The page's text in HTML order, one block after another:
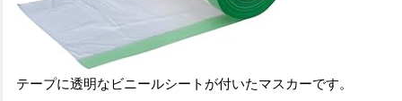
テープに透明なビニールシートが付いたマスカーです。